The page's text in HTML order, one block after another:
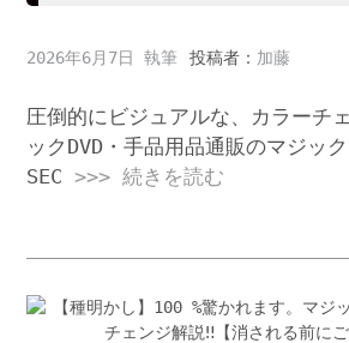
2026年6月7日 投稿者： 加藤
圧倒的にビジュアルな、カラーチ
ックDVD・手品用品通販のマジッ
SEC >>> 続きを読む